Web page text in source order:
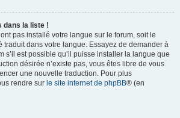
dans la liste !
pas installé votre langue sur le forum, soit le
traduit dans votre langue. Essayez de demander à
s’il est possible qu’il puisse installer la langue que
désirée n’existe pas, vous êtes libre de vous
une nouvelle traduction. Pour plus
rendre sur le site internet de phpBB® (en